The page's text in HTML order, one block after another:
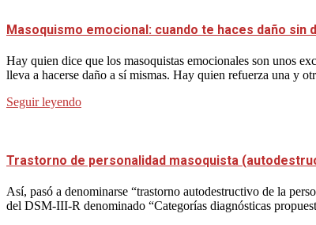
Masoquismo emocional: cuando te haces daño sin
Hay quien dice que los masoquistas emocionales son unos
lleva a hacerse daño a sí mismas. Hay quien refuerza una y
Seguir leyendo
Trastorno de personalidad masoquista
Así, pasó a denominarse “trastorno autodestructivo de la
del DSM-III-R denominado “Categorías diagnósticas